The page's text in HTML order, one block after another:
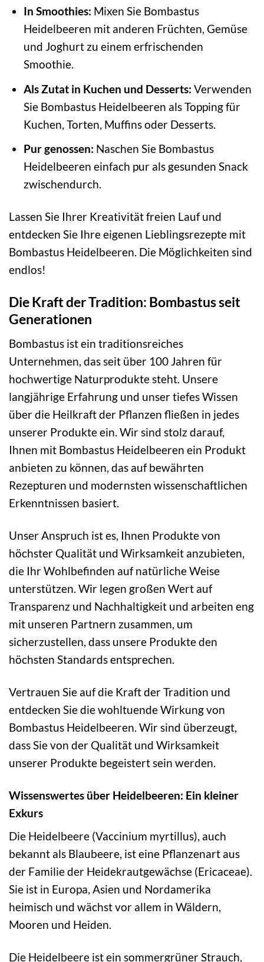
In Smoothies: Mixen Sie Bombastus
Heidelbeeren mit anderen Früchten, Gemüse
und Joghurt zu einem erfrischenden
Smoothie.
Als Zutat in Kuchen und Desserts: Verwenden
Sie Bombastus Heidelbeeren als Topping für
Kuchen, Torten, Muffins oder Desserts.
Pur genossen: Naschen Sie Bombastus
Heidelbeeren einfach pur als gesunden Snack
zwischendurch.
Lassen Sie Ihrer Kreativität freien Lauf und
entdecken Sie Ihre eigenen Lieblingsrezepte mit
Bombastus Heidelbeeren. Die Möglichkeiten sind
endlos!
Die Kraft der Tradition: Bombastus seit
Generationen
Bombastus ist ein traditionsreiches
Unternehmen, das seit über 100 Jahren für
hochwertige Naturprodukte steht. Unsere
langjährige Erfahrung und unser tiefes Wissen
über die Heilkraft der Pflanzen fließen in jedes
unserer Produkte ein. Wir sind stolz darauf,
Ihnen mit Bombastus Heidelbeeren ein Produkt
anbieten zu können, das auf bewährten
Rezepturen und modernsten wissenschaftlichen
Erkenntnissen basiert.
Unser Anspruch ist es, Ihnen Produkte von
höchster Qualität und Wirksamkeit anzubieten,
die Ihr Wohlbefinden auf natürliche Weise
unterstützen. Wir legen großen Wert auf
Transparenz und Nachhaltigkeit und arbeiten eng
mit unseren Partnern zusammen, um
sicherzustellen, dass unsere Produkte den
höchsten Standards entsprechen.
Vertrauen Sie auf die Kraft der Tradition und
entdecken Sie die wohltuende Wirkung von
Bombastus Heidelbeeren. Wir sind überzeugt,
dass Sie von der Qualität und Wirksamkeit
unserer Produkte begeistert sein werden.
Wissenswertes über Heidelbeeren: Ein kleiner
Exkurs
Die Heidelbeere (Vaccinium myrtillus), auch
bekannt als Blaubeere, ist eine Pflanzenart aus
der Familie der Heidekrautgewächse (Ericaceae).
Sie ist in Europa, Asien und Nordamerika
heimisch und wächst vor allem in Wäldern,
Mooren und Heiden.
Die Heidelbeere ist ein sommergrüner Strauch,